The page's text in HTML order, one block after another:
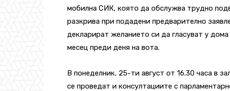
мобилна СИК, която да обслужва трудно
разкрива при подадени предварително
декларират желанието си да гласуват у
месец преди деня на вота.
В понеделник, 25-ти август от 16.30 часа в
се проведат и консултациите с